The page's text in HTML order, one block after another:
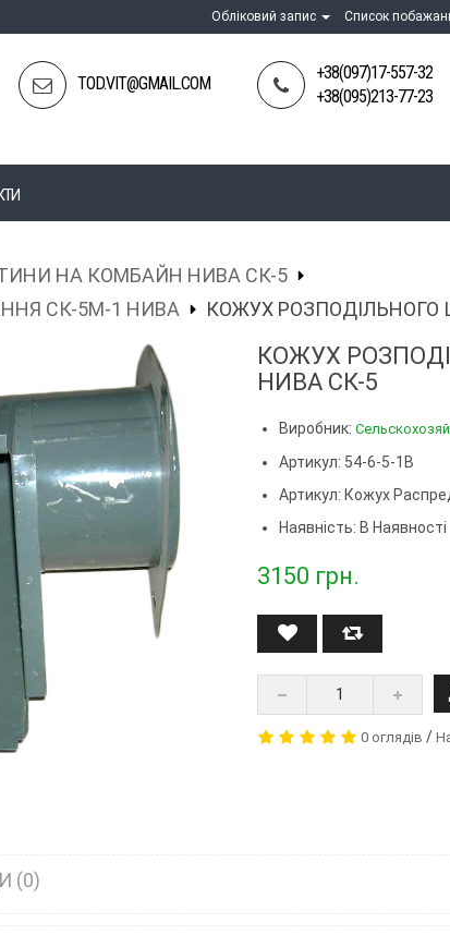
Обліковий запис Список
TOD.VIT@GMAIL.COM
+38(097)17-557-32
+38(095)213-77-23
НА КОМБАЙН НИВА СК-5
СК-5М-1 НИВА
КОЖУХ РОЗПОДІЛЬНОГО
КОЖУХ
НИВА СК-5
Виробник:
Артикул: 54-6-5-1В
Артикул: Кожух
Наявність: В Наявності
3150 грн.
0 оглядів /
(0)